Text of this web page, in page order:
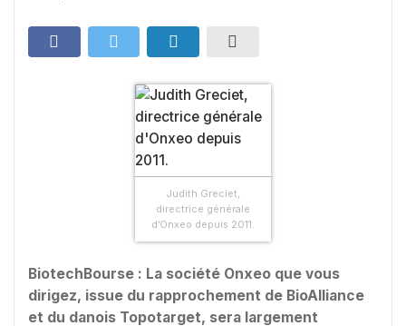
Judith Greciet,
directrice générale
d’Onxeo depuis 2011.
BiotechBourse : La société Onxeo que vous
dirigez, issue du rapprochement de BioAlliance
et du danois Topotarget, sera largement